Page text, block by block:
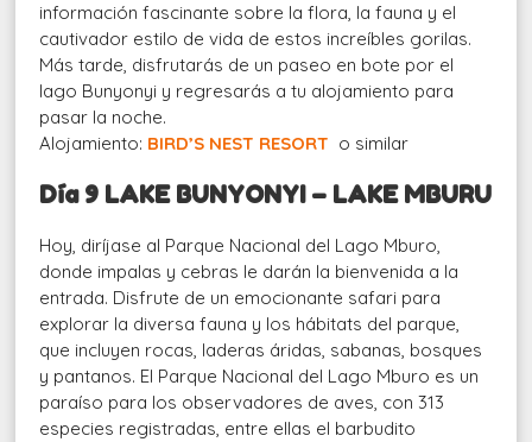
información fascinante sobre la flora, la fauna y el
cautivador estilo de vida de estos increíbles gorilas.
Más tarde, disfrutarás de un paseo en bote por el
lago Bunyonyi y regresarás a tu alojamiento para
pasar la noche.
Alojamiento: BIRD’S NEST RESORT o similar
Día 9 LAKE BUNYONYI – LAKE MBURU
Hoy, diríjase al Parque Nacional del Lago Mburo,
donde impalas y cebras le darán la bienvenida a la
entrada. Disfrute de un emocionante safari para
explorar la diversa fauna y los hábitats del parque,
que incluyen rocas, laderas áridas, sabanas, bosques
y pantanos. El Parque Nacional del Lago Mburo es un
paraíso para los observadores de aves, con 313
especies registradas, entre ellas el barbudito